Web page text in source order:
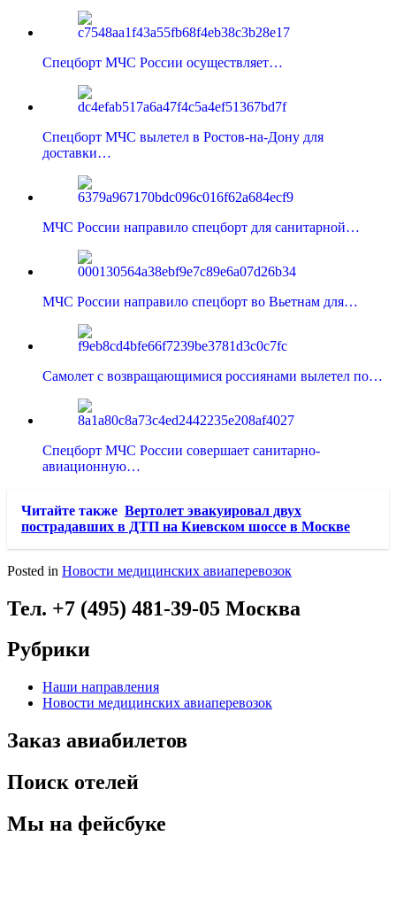
Спецборт МЧС России осуществляет…
Спецборт МЧС вылетел в Ростов-на-Дону для
доставки…
МЧС России направило спецборт для санитарной…
МЧС России направило спецборт во Вьетнам для…
Самолет с возвращающимися россиянами вылетел по…
Спецборт МЧС России совершает санитарно-
авиационную…
Читайте также Вертолет эвакуировал двух
пострадавших в ДТП на Киевском шоссе в Москве
Posted in Новости медицинских авиаперевозок
Тел. +7 (495) 481-39-05 Москва
Рубрики
Наши направления
Новости медицинских авиаперевозок
Заказ авиабилетов
Поиск отелей
Мы на фейсбуке